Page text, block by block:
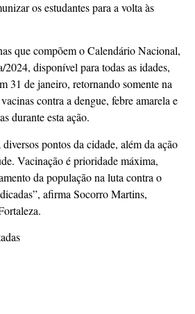
os estudantes para a volta às
que compõem o Calendário Nacional,
disponível para todas as idades,
31 de janeiro, retornando somente na
contra a dengue, febre amarela e
durante esta ação.
pontos da cidade, além da ação
Vacinação é prioridade máxima,
da população na luta contra o
afirma Socorro Martins,